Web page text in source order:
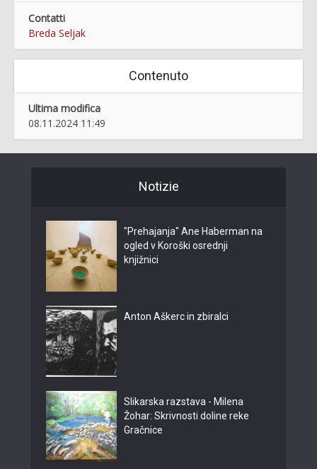
Contatti
Breda Seljak
Contenuto
Ultima modifica
08.11.2024 11:49
Notizie
"Prehajanja" Ane Haberman na
ogled v Koroški osrednji
knjižnici
Anton Aškerc in zbiralci
Slikarska razstava - Milena
Žohar: Skrivnosti doline reke
Gračnice